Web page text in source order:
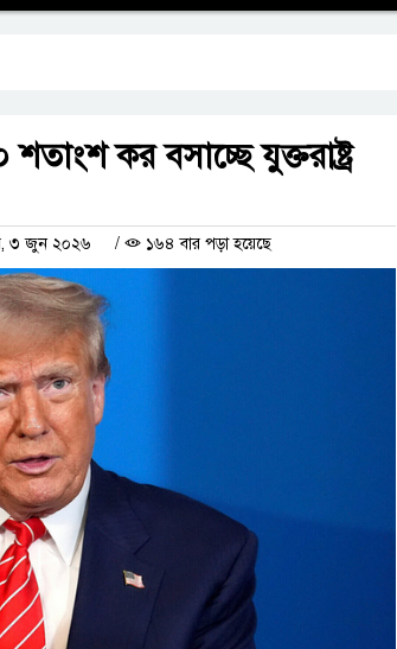
কর বসাচ্ছে যুক্তরাষ্ট্র
৩ জুন ২০২৬ / ১৬৪ বার পড়া হয়েছে